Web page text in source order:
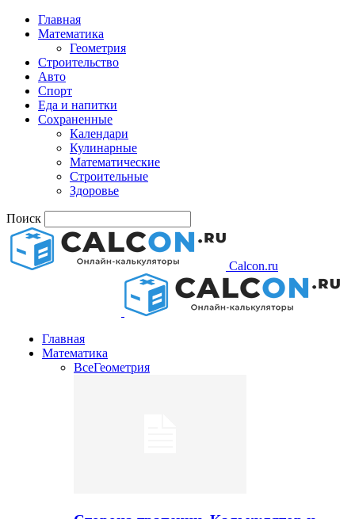
Главная
Математика
Геометрия
Строительство
Авто
Спорт
Еда и напитки
Сохраненные
Календари
Кулинарные
Математические
Строительные
Здоровье
Поиск
Calcon.ru
Главная
Математика
ВсеГеометрия